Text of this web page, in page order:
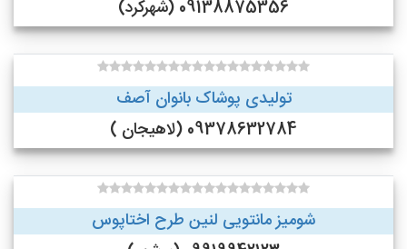
09138875356 (شهرکرد)
تولیدی پوشاک بانوان آصف
09378632784 (لاهیجان )
شومیز مانتویی لنین طرح اختاپوس